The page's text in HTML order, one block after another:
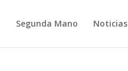
Segunda Mano Noticias